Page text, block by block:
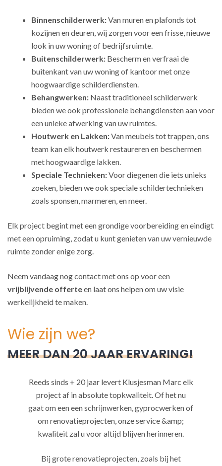
Binnenschilderwerk:Van muren en plafonds tot
kozijnen en deuren, wij zorgen voor een frisse, nieuwe
look in uw woning of bedrijfsruimte.
Buitenschilderwerk: Bescherm en verfraai de
buitenkant van uw woning of kantoor met onze
hoogwaardige schilderdiensten.
Behangwerken: Naast traditioneel schilderwerk
bieden we ook professionele behangdiensten aan voor
een unieke afwerking van uw ruimtes.
Houtwerk en Lakken:Van meubels tot trappen, ons
team kan elk houtwerk restaureren en beschermen
met hoogwaardige lakken.
Speciale Technieken:Voor diegenen die iets unieks
zoeken, bieden we ook speciale schildertechnieken
zoals sponsen, marmeren, en meer.
Elk project begint met een grondige voorbereiding en eindigt
met een opruiming, zodat u kunt genieten van uw vernieuwde
ruimte zonder enige zorg.
Neem vandaag nog contact met ons op voor een
vrijblijvende offerteen laat ons helpen om uw visie
werkelijkheid te maken.
Wie zijn we?
MEER DAN 20 JAAR ERVARING!
Reeds sinds + 20 jaar levert Klusjesman Marc elk
project af in absolute topkwaliteit. Of het nu
gaat om een een schrijnwerken, gyprocwerken of
om renovatieprojecten, onze service &amp;
kwaliteit zal u voor altijd blijven herinneren.
Bij grote renovatieprojecten, zoals bij het